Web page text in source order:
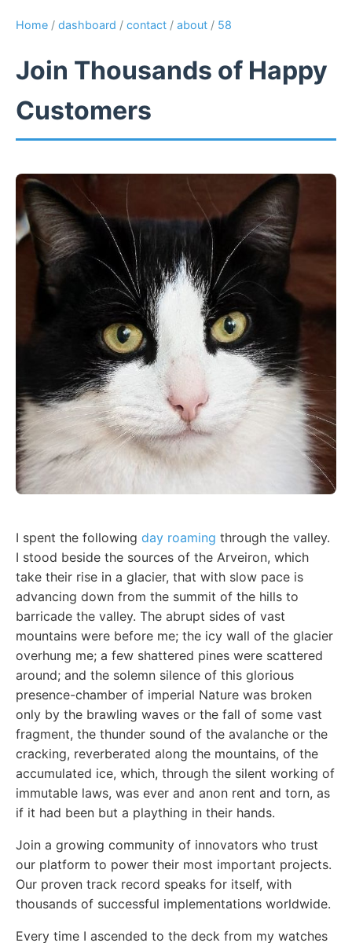
Home / dashboard / contact / about / 58
Join Thousands of Happy
Customers
I spent the following day roaming through the valley.
I stood beside the sources of the Arveiron, which
take their rise in a glacier, that with slow pace is
advancing down from the summit of the hills to
barricade the valley. The abrupt sides of vast
mountains were before me; the icy wall of the glacier
overhung me; a few shattered pines were scattered
around; and the solemn silence of this glorious
presence-chamber of imperial Nature was broken
only by the brawling waves or the fall of some vast
fragment, the thunder sound of the avalanche or the
cracking, reverberated along the mountains, of the
accumulated ice, which, through the silent working of
immutable laws, was ever and anon rent and torn, as
if it had been but a plaything in their hands.
Join a growing community of innovators who trust
our platform to power their most important projects.
Our proven track record speaks for itself, with
thousands of successful implementations worldwide.
Every time I ascended to the deck from my watches